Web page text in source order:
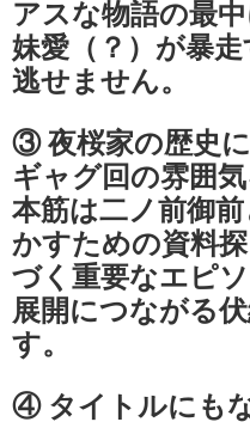
アスな物語の最
妹愛（？）が暴
逃せません。
③ 夜桜家の歴史
ギャグ回の雰囲
本筋は二ノ前御
かすための資料
づく重要なエピ
展開につながる
す。
④ タイトルにも